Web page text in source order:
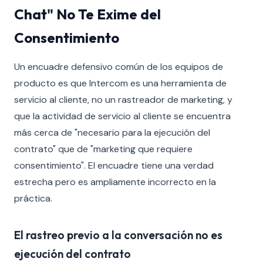
Chat" No Te Exime del
Consentimiento
Un encuadre defensivo común de los equipos de
producto es que Intercom es una herramienta de
servicio al cliente, no un rastreador de marketing, y
que la actividad de servicio al cliente se encuentra
más cerca de "necesario para la ejecución del
contrato" que de "marketing que requiere
consentimiento". El encuadre tiene una verdad
estrecha pero es ampliamente incorrecto en la
práctica.
El rastreo previo a la conversación no es
ejecución del contrato